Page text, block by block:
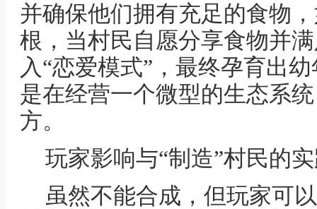
并确保他们拥有充足的食物
根，当村民自愿分享食物并
入“恋爱模式”，最终孕育出
是在经营一个微型的生态系
方。
玩家影响与“制造”村民的
虽然不能合成，但玩家可